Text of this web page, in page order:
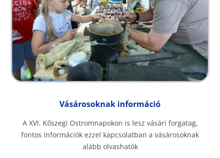
Vásárosoknak információ
A XVI. Kőszegi Ostromnapokon is lesz vásári forgatag,
fontos információk ezzel kapcsolatban a vásárosoknak
alább olvashatók